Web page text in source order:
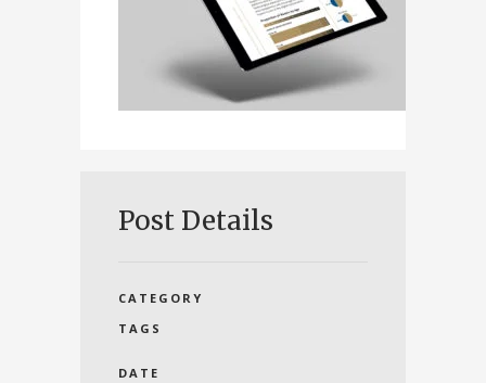
Post Details
CATEGORY
TAGS
DATE